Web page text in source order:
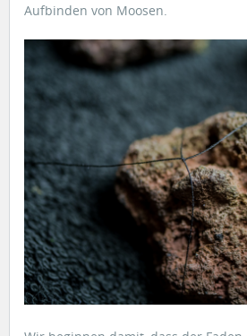
Aufbinden von Moosen.